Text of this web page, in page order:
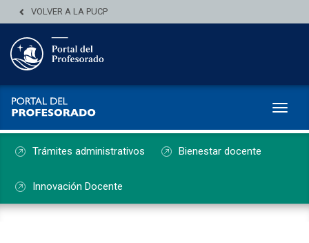
VOLVER A LA PUCP
Trámites administrativos Bienestar docente
Innovación Docente